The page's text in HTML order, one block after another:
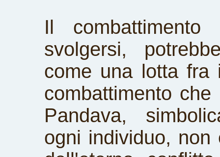
Il
svolgersi,
come una lotta fra
combattimento
Pandava,
ogni individuo,